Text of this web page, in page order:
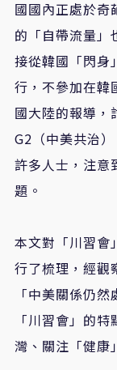
國國內正處於奇
的「自帶流量」
接從韓國「閃身
行，不參加在韓
國大陸的報導，
G2（中美共治
許多人士，注意
題。
本文對「川習會
行了梳理，經觀
「中美關係仍
「川習會」的
灣、關注「健康